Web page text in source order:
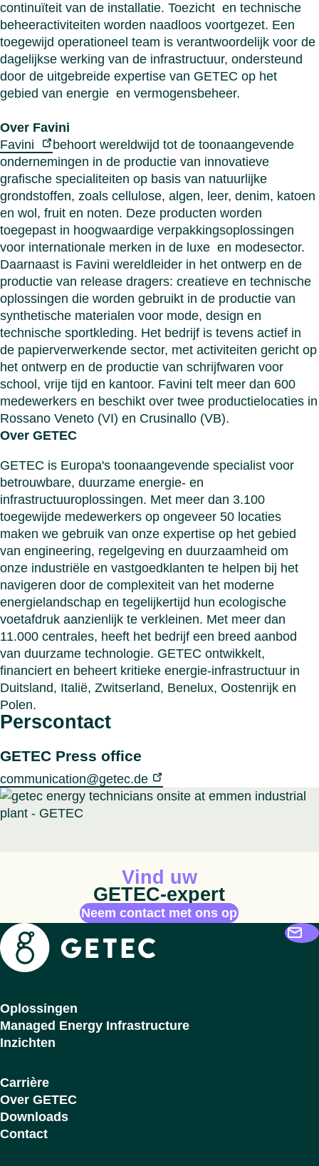
continuïteit van de installatie. Toezicht en technische
beheeractiviteiten worden naadloos voortgezet. Een
toegewijd operationeel team is verantwoordelijk voor de
dagelijkse werking van de infrastructuur, ondersteund
door de uitgebreide expertise van GETEC op het
gebied van energie en vermogensbeheer.
Over Favini
Favini
behoort wereldwijd tot de toonaangevende
ondernemingen in de productie van innovatieve
grafische specialiteiten op basis van natuurlijke
grondstoffen, zoals cellulose, algen, leer, denim, katoen
en wol, fruit en noten. Deze producten worden
toegepast in hoogwaardige verpakkingsoplossingen
voor internationale merken in de luxe en modesector.
Daarnaast is Favini wereldleider in het ontwerp en de
productie van release dragers: creatieve en technische
oplossingen die worden gebruikt in de productie van
synthetische materialen voor mode, design en
technische sportkleding. Het bedrijf is tevens actief in
de papierverwerkende sector, met activiteiten gericht op
het ontwerp en de productie van schrijfwaren voor
school, vrije tijd en kantoor. Favini telt meer dan 600
medewerkers en beschikt over twee productielocaties in
Rossano Veneto (VI) en Crusinallo (VB).
Over GETEC
GETEC is Europa's toonaangevende specialist voor
betrouwbare, duurzame energie- en
infrastructuuroplossingen. Met meer dan 3.100
toegewijde medewerkers op ongeveer 50 locaties
maken we gebruik van onze expertise op het gebied
van engineering, regelgeving en duurzaamheid om
onze industriële en vastgoedklanten te helpen bij het
navigeren door de complexiteit van het moderne
energielandschap en tegelijkertijd hun ecologische
voetafdruk aanzienlijk te verkleinen. Met meer dan
11.000 centrales, heeft het bedrijf een breed aanbod
van duurzame technologie. GETEC ontwikkelt,
financiert en beheert kritieke energie-infrastructuur in
Duitsland, Italië, Zwitserland, Benelux, Oostenrijk en
Polen.
Perscontact
GETEC Press office
communication@getec.de
Vind uw
GETEC-expert
Neem contact met ons op
Getec
Oplossingen
Managed Energy Infrastructure
Inzichten
Carrière
Over GETEC
Downloads
Contact